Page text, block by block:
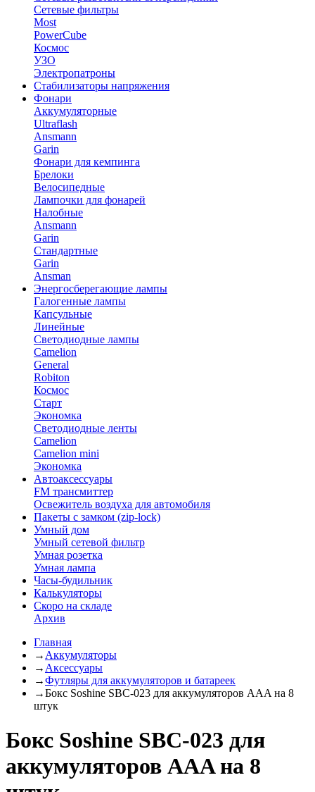
Сетевые фильтры
Most
PowerCube
Космос
УЗО
Электропатроны
Стабилизаторы напряжения
Фонари
Аккумуляторные
Ultraflash
Ansmann
Garin
Фонари для кемпинга
Брелоки
Велосипедные
Лампочки для фонарей
Налобные
Ansmann
Garin
Стандартные
Garin
Ansman
Энергосберегающие лампы
Галогенные лампы
Капсульные
Линейные
Светодиодные лампы
Camelion
General
Robiton
Космос
Старт
Экономка
Светодиодные ленты
Camelion
Camelion mini
Экономка
Автоаксессуары
FM трансмиттер
Освежитель воздуха для автомобиля
Пакеты с замком (zip-lock)
Умный дом
Умный сетевой фильтр
Умная розетка
Умная лампа
Часы-будильник
Калькуляторы
Скоро на складе
Архив
Главная
→ Аккумуляторы
→ Аксессуары
→Футляры для аккумуляторов и батареек
→Бокс Soshine SBC-023 для аккумуляторов AAA на 8
штук
Бокс Soshine SBC-023 для
аккумуляторов AAA на 8